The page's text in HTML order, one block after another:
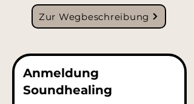
Zur Wegbeschreibung
Anmeldung
Soundhealing